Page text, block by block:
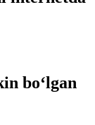
bo‘lgan